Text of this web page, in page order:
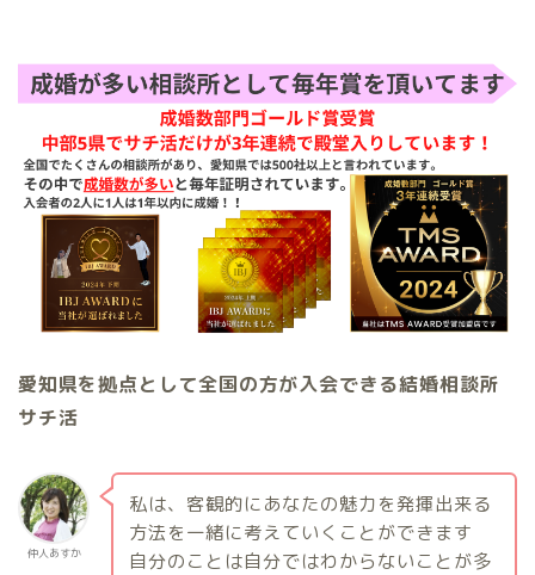
愛知県を拠点として全国の方が入会できる結婚相談所
サチ活
仲人あすか
私は、客観的にあなたの魅力を発揮出来る
方法を一緒に考えていくことができます
自分のことは自分ではわからないことが多